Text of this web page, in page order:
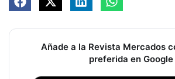
Añade a la Revista Mercados
preferida en Google